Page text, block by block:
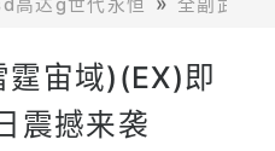
高达g世代永恒 全副武装
宙域)(EX)即
震撼来袭